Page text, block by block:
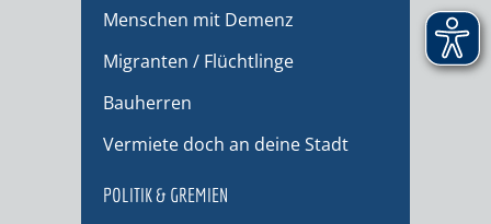
Menschen mit Demenz
Migranten / Flüchtlinge
Bauherren
Vermiete doch an deine Stadt
POLITIK & GREMIEN